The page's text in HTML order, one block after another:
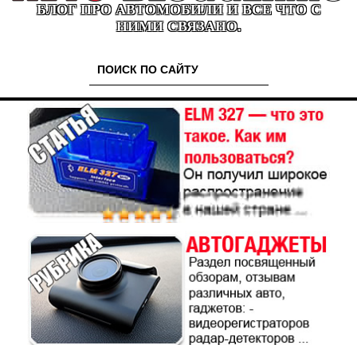
БЛОГ ПРО АВТОМОБИЛИ И ВСЕ ЧТО С
НИМИ СВЯЗАНО.